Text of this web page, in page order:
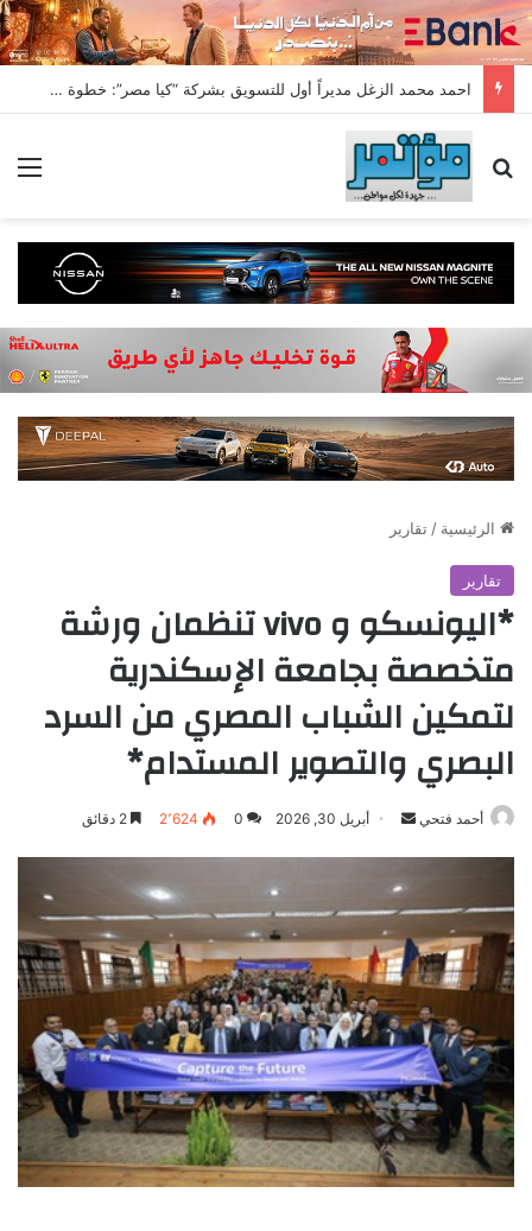
احمد محمد الزغل مديراً أول للتسويق بشركة “كيا مصر”: خطوة جديدة نحو تعزيز الابتكار وقيادة سوق السيارات
بحث عن
الرئيسية / تقارير
تقارير
*اليونسكو و vivo تنظمان ورشة
متخصصة بجامعة الإسكندرية
لتمكين الشباب المصري من السرد
البصري والتصوير المستدام*
أحمد فتحي
أرسل أبريل 30, 2026 0 2٬624